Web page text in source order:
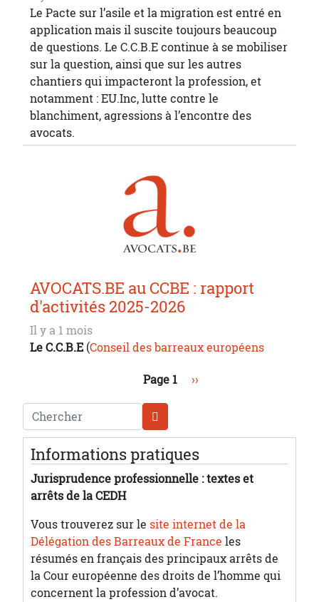
Le Pacte sur l’asile et la migration est entré en
application mais il suscite toujours beaucoup
de questions. Le C.C.B.E continue à se mobiliser
sur la question, ainsi que sur les autres
chantiers qui impacteront la profession, et
notamment : EU.Inc, lutte contre le
blanchiment, agressions à l’encontre des
avocats.
AVOCATS.BE au CCBE : rapport
d'activités 2025-2026
Il y a 1 mois
Le C.C.B.E (Conseil des barreaux européens
Page 1 Page suivante
››
Chercher
Informations pratiques
Jurisprudence professionnelle : textes et
arrêts de la CEDH
Vous trouverez sur le site internet de la
Délégation des Barreaux de France les
résumés en français des principaux arrêts de
la Cour européenne des droits de l’homme qui
concernent la profession d’avocat.